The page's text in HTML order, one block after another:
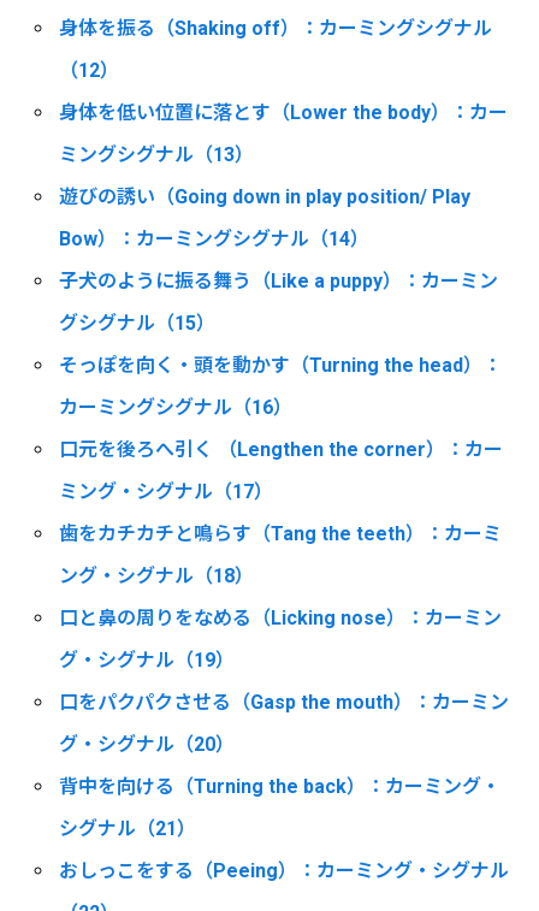
身体を振る（Shaking off）：カーミングシグナル
（12）
身体を低い位置に落とす（Lower the body）：カー
ミングシグナル（13）
遊びの誘い（Going down in play position/ Play
Bow）：カーミングシグナル（14）
子犬のように振る舞う（Like a puppy）：カーミン
グシグナル（15）
そっぽを向く・頭を動かす（Turning the head）：
カーミングシグナル（16）
口元を後ろへ引く （Lengthen the corner）：カー
ミング・シグナル（17）
歯をカチカチと鳴らす（Tang the teeth）：カーミ
ング・シグナル（18）
口と鼻の周りをなめる（Licking nose）：カーミン
グ・シグナル（19）
口をパクパクさせる（Gasp the mouth）：カーミン
グ・シグナル（20）
背中を向ける（Turning the back）：カーミング・
シグナル（21）
おしっこをする（Peeing）：カーミング・シグナル